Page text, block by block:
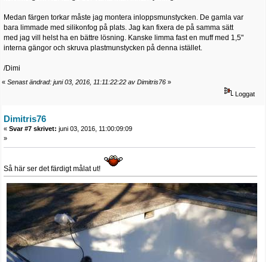
Medan färgen torkar måste jag montera inloppsmunstycken. De gamla var
bara limmade med silikonfog på plats. Jag kan fixera de på samma sätt
med jag vill helst ha en bättre lösning. Kanske limma fast en muff med 1,5"
interna gängor och skruva plastmunstycken på denna istället.
/Dimi
« Senast ändrad: juni 03, 2016, 11:11:22:22 av Dimitris76 »
Loggat
Dimitris76
« Svar #7 skrivet: juni 03, 2016, 11:00:09:09
»
Så här ser det färdigt målat ut!